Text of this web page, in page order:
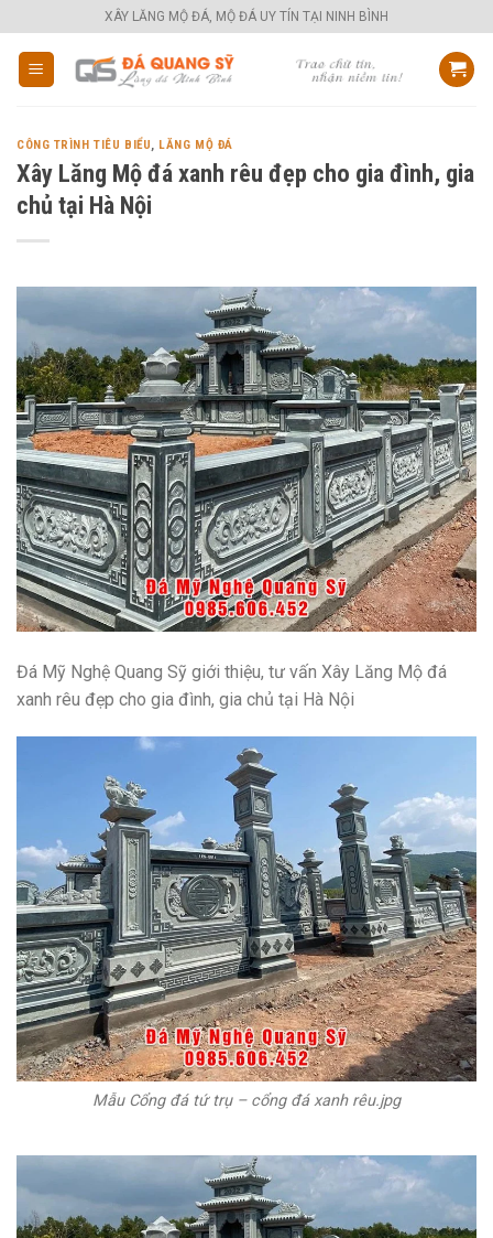
to
content
XÂY LĂNG MỘ ĐÁ, MỘ ĐÁ UY TÍN TẠI NINH BÌNH
CÔNG TRÌNH TIÊU BIỂU, LĂNG MỘ ĐÁ
Xây Lăng Mộ đá xanh rêu đẹp cho gia đình, gia
chủ tại Hà Nội
Đá Mỹ Nghệ Quang Sỹ giới thiệu, tư vấn Xây Lăng Mộ đá
xanh rêu đẹp cho gia đình, gia chủ tại Hà Nội
Mẫu Cổng đá tứ trụ – cổng đá xanh rêu.jpg